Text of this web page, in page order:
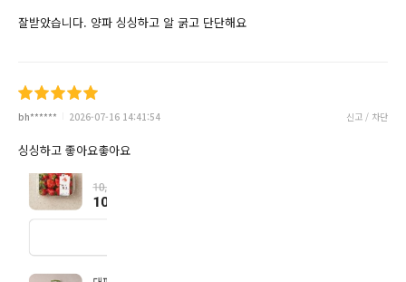
잘받았습니다. 양파 싱싱하고 알 굵고 단단해요
bh****** 2026-07-16 14:41:54 신고 / 차단
싱싱하고 좋아요촣아요